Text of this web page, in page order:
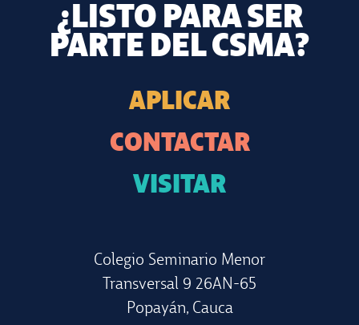
¿LISTO PARA SER
PARTE DEL CSMA?
APLICAR
CONTACTAR
VISITAR
Colegio Seminario Menor
Transversal 9 26AN-65
Popayán, Cauca